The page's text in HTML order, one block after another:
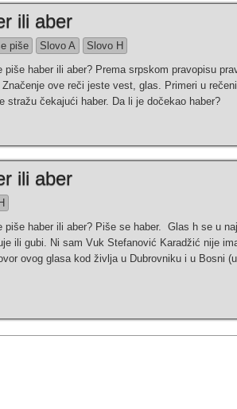
ili aber
piše Slovo A
Slovo H
piše haber ili aber? Prema srpskom pravopisu
Značenje ove reči jeste vest, glas. Primeri u
stražu čekajući haber. Da li je dočekao haber?
ili aber
piše haber ili aber? Piše se haber. Glas h se u
ili gubi. Ni sam Vuk Stefanović Karadžić nije
ovog glasa kod živlјa u Dubrovniku i u Bosni